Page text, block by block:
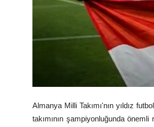
Almanya Milli Takımı'nın yıldız
takımının şampiyonluğunda